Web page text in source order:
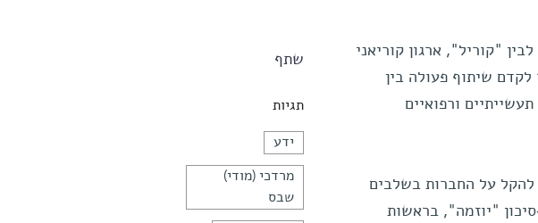
שתף
תגיות
ידע
מרדכי (מודי)
שבס
"קוריל", ארגון קוריאני
שיתוף פעולה בין
ורפואיים
על החברות בשלבים
"יוזמה", בראשות